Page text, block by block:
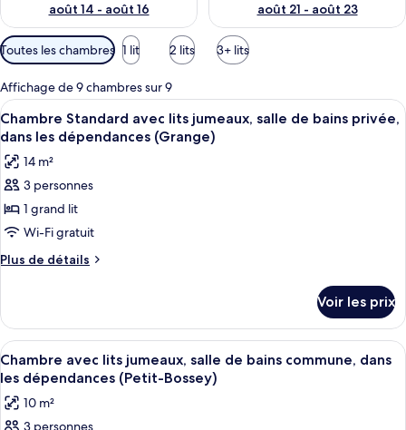
août 14 - août 16
août 21 - août 23
Filtres
disponibles
pour
les
chambres
Toutes les chambres 1 lit 2 lits 3+ lits
Affichage de 9 chambres sur 9
Afficher
toutes
les
photos
pour
ce
type
de
Standard
avec
lits
jumeaux,
salle
de
Une chambre d’hôtel comprenant
5
Chambre Standard avec lits jumeaux, salle de bains privée,
dans les dépendances (Grange)
14 m²
3 personnes
1 grand lit
Wi-Fi gratuit
Plus de détails
Plus
le
type
de
chambre
Chambre
Standard
avec
Voir les prix
Afficher
toutes
les
photos
Une chambre d’hôtel avec un lit en
5
Chambre avec lits jumeaux, salle de bains commune, dans
les dépendances (Petit-Bossey)
10 m²
3 personnes